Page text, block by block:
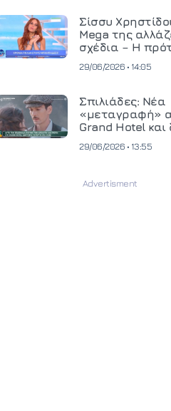
και ανεβάζει
στην παραγωγή
περιεχομένου
Σίσσυ
Mega της
σχέδια – Η
29/06/2026 • 14:05
Σπιλιάδες: Νέα
«μεταγραφή»
Grand Hotel και
29/06/2026 • 13:55